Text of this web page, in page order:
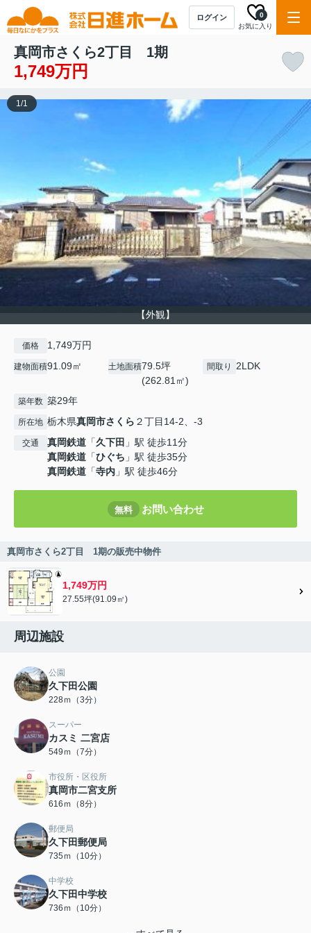
ログイン
お気に入り
0
真岡市さくら2丁目 1期
1,749万円
【外観】
1/1
価格 1,749万円
建物面積91.09㎡ 土地面積79.5坪
(262.81㎡)
間取り 2LDK
築年数 築29年
所在地 栃木県真岡市さくら ２丁目14-2、-3
交通 真岡鉄道 「久下田 」駅 徒歩11分
真岡鉄道 「ひぐち 」駅 徒歩35分
真岡鉄道 「寺内 」駅 徒歩46分
無料 お問い合わせ
真岡市さくら2丁目 1期の販売中物件
1,749万円
27.55坪(91.09㎡)
周辺施設
公園
久下田公園
228ｍ（3分）
スーパー
カスミ 二宮店
549ｍ（7分）
市役所・区役所
真岡市二宮支所
616ｍ（8分）
郵便局
久下田郵便局
735ｍ（10分）
中学校
久下田中学校
736ｍ（10分）